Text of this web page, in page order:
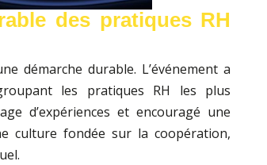
des pratiques RH
démarche durable. L’événement a
les pratiques RH les plus
d’expériences et encouragé une
culture fondée sur la coopération,